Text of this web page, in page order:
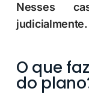
Nesses
judicialmente.
O que
do